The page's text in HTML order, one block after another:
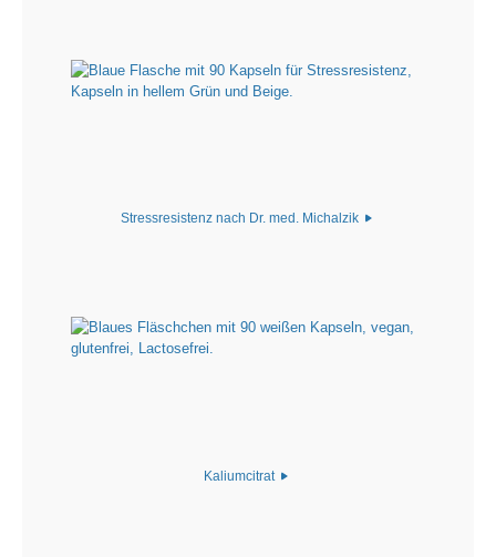
Stressresistenz nach Dr. med. Michalzik
Kaliumcitrat